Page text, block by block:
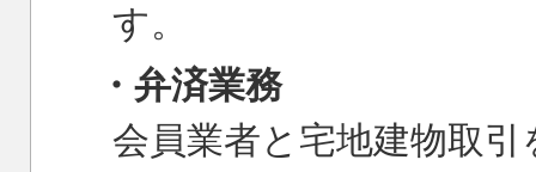
す。
・弁済業務
会員業者と宅地建物取